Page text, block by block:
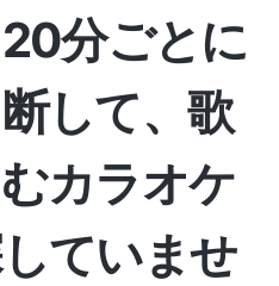
分ごとに
して、歌
カラオケ
ていませ